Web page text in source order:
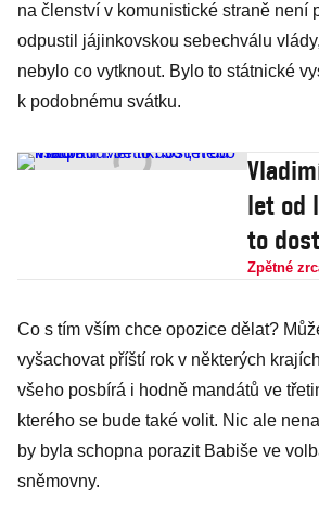
na členství v komunistické straně není
odpustil jájinkovskou sebechválu
nebylo co vytknout. Bylo to státnické
k podobnému svátku.
let od
to
Zpětné
Co s tím vším chce opozice dělat?
vyšachovat příští rok v některých
všeho posbírá i hodně mandátů ve
kterého se bude také volit. Nic ale
by byla schopna porazit Babiše ve
sněmovny.